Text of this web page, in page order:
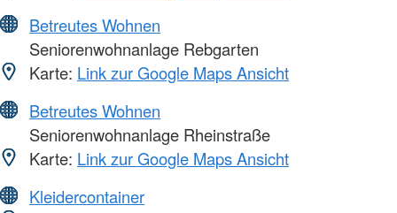
Betreutes Wohnen
Seniorenwohnanlage Rebgarten
Karte: Link zur Google Maps Ansicht
Betreutes Wohnen
Seniorenwohnanlage Rheinstraße
Karte: Link zur Google Maps Ansicht
Kleidercontainer